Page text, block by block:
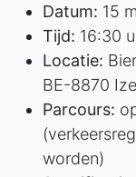
Datum: 15
Tijd: 16:30
Locatie:
BE-8870
Parcours:
worden)